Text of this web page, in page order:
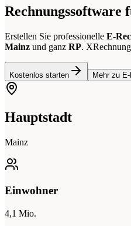
Rechnungssoftware
Erstellen Sie professionelle E-
Mainz und ganz RP.
Kostenlos starten Mehr zu
Hauptstadt
Mainz
Einwohner
4,1 Mio.